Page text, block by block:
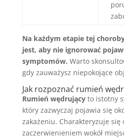
Na każdym etapie tej
jest, aby nie ignorować
symptomów. Warto
gdy zauważysz niepokojące
Jak rozpoznać rumień
Rumień wędrującyto istotny
który zazwyczaj pojawia się
zakażeniu. Charakteryzuje się
zaczerwienieniem wokół